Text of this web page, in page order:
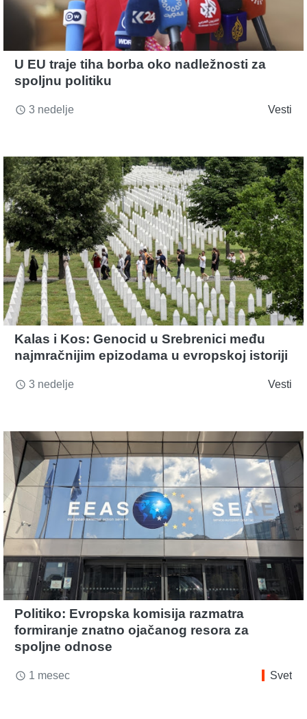
U EU traje tiha borba oko nadležnosti za
spoljnu politiku
access_time 3 nedelje Vesti
Kalas i Kos: Genocid u Srebrenici među
najmračnijim epizodama u evropskoj istoriji
access_time 3 nedelje Vesti
Politiko: Evropska komisija razmatra
formiranje znatno ojačanog resora za
spoljne odnose
access_time 1 mesec Svet